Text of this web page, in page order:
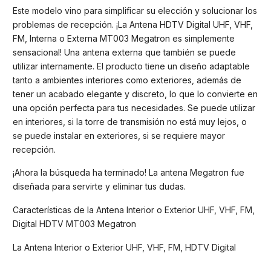
Este modelo vino para simplificar su elección y solucionar los
problemas de recepción. ¡La Antena HDTV Digital UHF, VHF,
FM, Interna o Externa MT003 Megatron es simplemente
sensacional! Una antena externa que también se puede
utilizar internamente. El producto tiene un diseño adaptable
tanto a ambientes interiores como exteriores, además de
tener un acabado elegante y discreto, lo que lo convierte en
una opción perfecta para tus necesidades. Se puede utilizar
en interiores, si la torre de transmisión no está muy lejos, o
se puede instalar en exteriores, si se requiere mayor
recepción.
¡Ahora la búsqueda ha terminado! La antena Megatron fue
diseñada para servirte y eliminar tus dudas.
Características de la Antena Interior o Exterior UHF, VHF, FM,
Digital HDTV MT003 Megatron
La Antena Interior o Exterior UHF, VHF, FM, HDTV Digital